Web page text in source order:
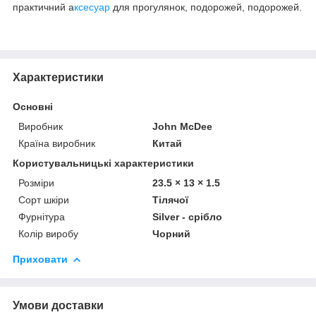
практичний аксесуар для прогулянок, подорожей, подорожей.
Характеристики
Основні
Виробник
John McDee
Країна виробник
Китай
Користувальницькі характеристики
Розміри
23.5 × 13 × 1.5
Сорт шкіри
Тілячої
Фурнітура
Silver - срібло
Колір виробу
Чорний
Приховати
Умови доставки